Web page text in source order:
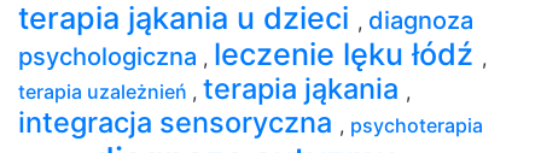
terapia jąkania u dzieci , diagnoza
psychologiczna , leczenie lęku łódź ,
terapia uzależnień , terapia jąkania ,
integracja sensoryczna , psychoterapia